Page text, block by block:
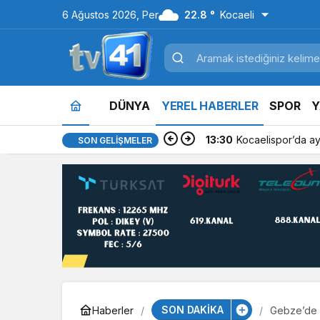
6 Ağustos 2026, Per 22.8 ° Kocaeli
DÜNYA YEREL HABERLER SPOR
SON GELIŞMELER 13:15 Erdem Arcan,
Haberler SON DAKİKA